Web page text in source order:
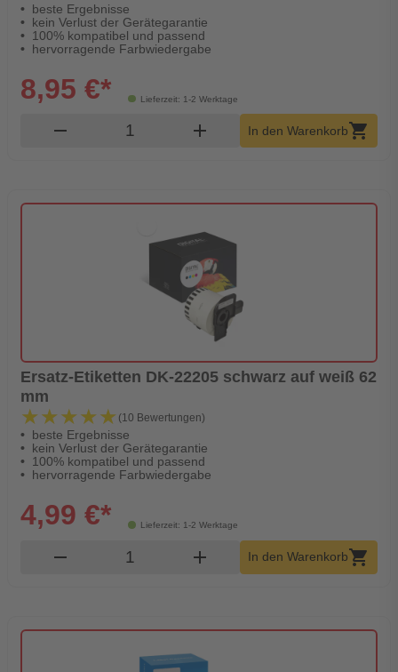
beste Ergebnisse
kein Verlust der Gerätegarantie
100% kompatibel und passend
hervorragende Farbwiedergabe
Lieferzeit: 1-2 Werktage
8,95 €*
remove Produkt Warenkorb Menge
add In den Warenkorbshopping_cart
Ersatz-Etiketten DK-22205 schwarz auf weiß 62
mm
★★★★★
★★★★★ (10 Bewertungen)
beste Ergebnisse
kein Verlust der Gerätegarantie
100% kompatibel und passend
hervorragende Farbwiedergabe
Lieferzeit: 1-2 Werktage
4,99 €*
remove Produkt Warenkorb Menge
add In den Warenkorbshopping_cart